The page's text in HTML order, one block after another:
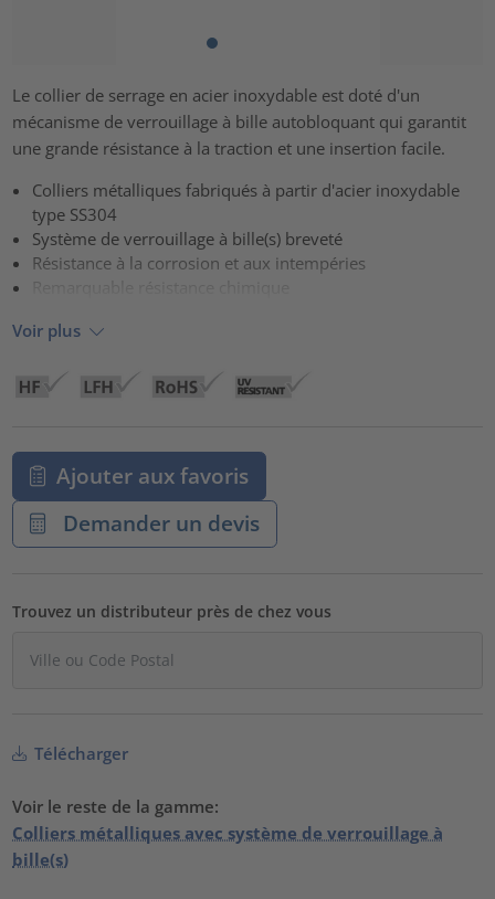
Le collier de serrage en acier inoxydable est doté d'un
mécanisme de verrouillage à bille autobloquant qui garantit
une grande résistance à la traction et une insertion facile.
Colliers métalliques fabriqués à partir d'acier inoxydable
type SS304
Système de verrouillage à bille(s) breveté
Résistance à la corrosion et aux intempéries
Voir plus
Ajouter aux favoris
Demander un devis
Trouvez un distributeur près de chez vous
Télécharger
Voir le reste de la gamme:
Colliers métalliques avec système de verrouillage à
bille(s)